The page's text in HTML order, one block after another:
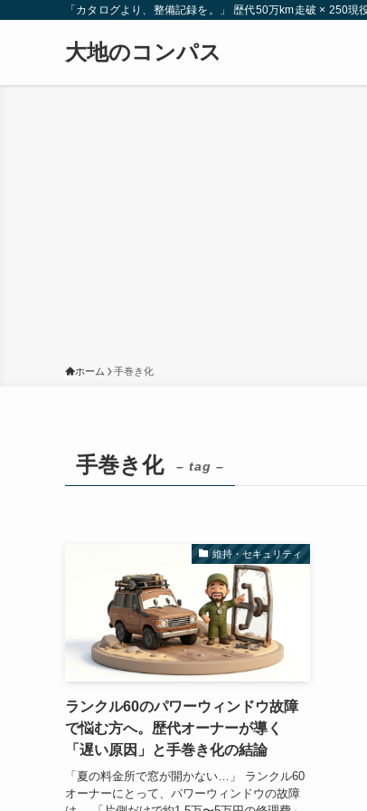
「カタログより、整備記録を。」 歴代50万km走破 × 250現
大地のコンパス
ホーム 手巻き化
手巻き化 – tag –
維持・セキュリティ
ランクル60のパワーウィンドウ故障
で悩む方へ。歴代オーナーが導く
「遅い原因」と手巻き化の結論
「夏の料金所で窓が開かない…」 ランクル60
オーナーにとって、パワーウィンドウの故障